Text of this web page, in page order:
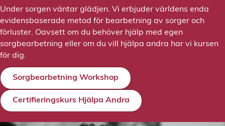
Under sorgen väntar glädjen. Vi erbjuder världens enda
evidensbaserade metod för bearbetning av sorger och
förluster. Oavsett om du behöver hjälp med egen
sorgbearbetning eller om du vill hjälpa andra har vi kursen
för dig.
Sorgbearbetning Workshop
Certifieringskurs Hjälpa Andra